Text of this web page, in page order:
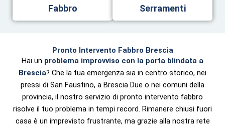
Fabbro
Serramenti
Pronto Intervento Fabbro Brescia
Hai un problema improvviso con la porta blindata a
Brescia? Che la tua emergenza sia in centro storico, nei
pressi di San Faustino, a Brescia Due o nei comuni della
provincia, il nostro servizio di pronto intervento fabbro
risolve il tuo problema in tempi record. Rimanere chiusi fuori
casa è un imprevisto frustrante, ma grazie alla nostra rete